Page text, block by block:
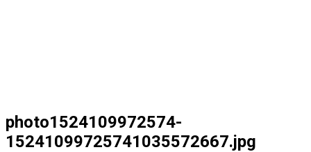
photo1524109972574-
15241099725741035572667.jpg